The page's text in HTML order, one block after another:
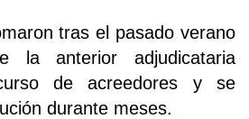
tras el pasado verano
la anterior adjudicataria
de acreedores y se
durante meses.